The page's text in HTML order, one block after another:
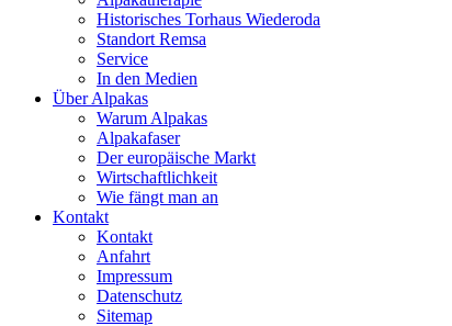
Historisches Torhaus Wiederoda
Standort Remsa
Service
In den Medien
Über Alpakas
Warum Alpakas
Alpakafaser
Der europäische Markt
Wirtschaftlichkeit
Wie fängt man an
Kontakt
Kontakt
Anfahrt
Impressum
Datenschutz
Sitemap